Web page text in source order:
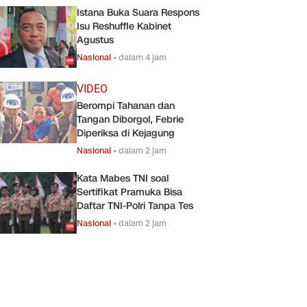
Istana Buka Suara Respons
Isu Reshuffle Kabinet
Agustus
Nasional •dalam 4 jam
VIDEO
Berompi Tahanan dan
Tangan Diborgol, Febrie
Diperiksa di Kejagung
Nasional •dalam 2 jam
Kata Mabes TNI soal
Sertifikat Pramuka Bisa
Daftar TNI-Polri Tanpa Tes
Nasional •dalam 2 jam